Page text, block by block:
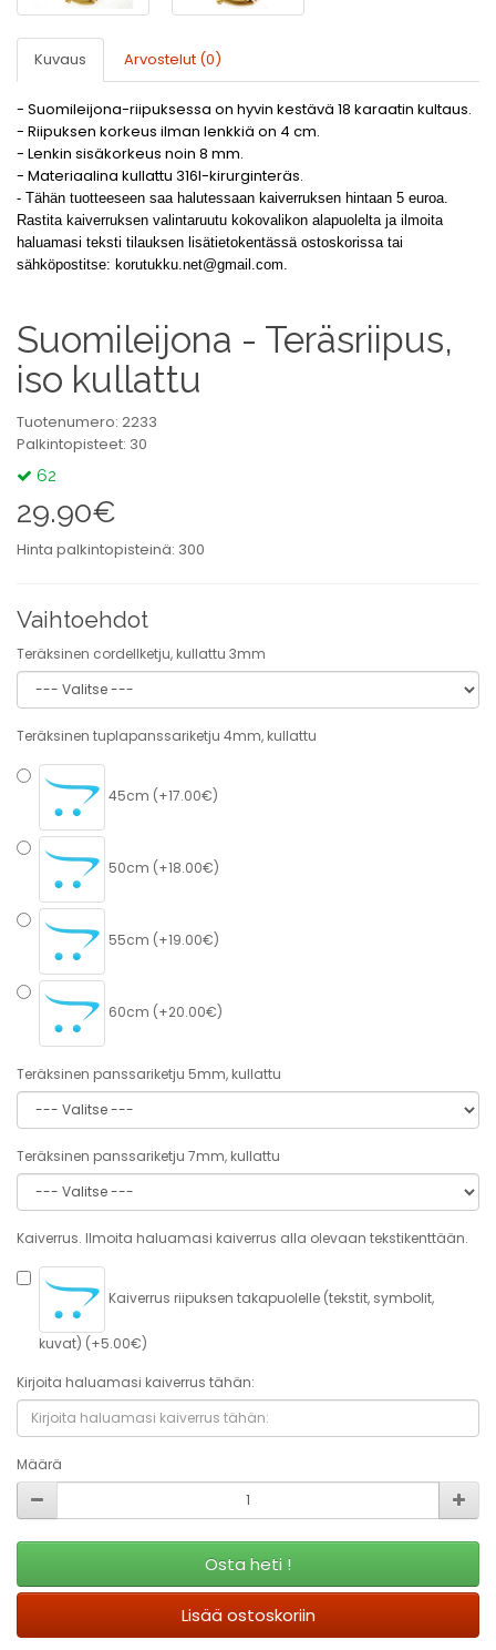
Kuvaus Arvostelut (0)
- Suomileijona-riipuksessa on hyvin kestävä 18 karaatin kultaus.
- Riipuksen korkeus ilman lenkkiä on 4 cm.
- Lenkin sisäkorkeus noin 8 mm.
- Materiaalina kullattu 316l-kirurginteräs.
- Tähän tuotteeseen saa halutessaan kaiverruksen hintaan 5 euroa.
Rastita kaiverruksen valintaruutu kokovalikon alapuolelta ja ilmoita
haluamasi teksti tilauksen lisätietokentässä ostoskorissa tai
sähköpostitse: korutukku.net@gmail.com.
Suomileijona - Teräsriipus,
iso kullattu
Tuotenumero: 2233
Palkintopisteet: 30
62
29.90€
Hinta palkintopisteinä: 300
Vaihtoehdot
Teräksinen cordellketju, kullattu 3mm
Teräksinen tuplapanssariketju 4mm, kullattu
45cm (+17.00€)
50cm (+18.00€)
55cm (+19.00€)
60cm (+20.00€)
Teräksinen panssariketju 5mm, kullattu
Teräksinen panssariketju 7mm, kullattu
Kaiverrus. Ilmoita haluamasi kaiverrus alla olevaan tekstikenttään.
Kaiverrus riipuksen takapuolelle (tekstit, symbolit,
kuvat) (+5.00€)
Kirjoita haluamasi kaiverrus tähän:
Määrä
Osta heti !
Lisää ostoskoriin